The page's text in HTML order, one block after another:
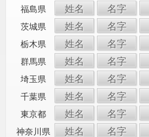
福島県 姓名 名字
茨城県 姓名 名字
栃木県 姓名 名字
群馬県 姓名 名字
埼玉県 姓名 名字
千葉県 姓名 名字
東京都 姓名 名字
神奈川県 姓名 名字